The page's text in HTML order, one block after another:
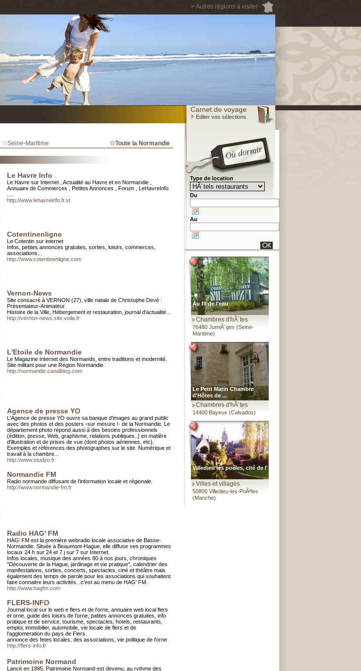
> Autres régions à visiter
Carnet de voyage
Editer vos sélections
Seine-Maritime Toute la Normandie
Le Havre Info
Le Havre sur Internet , Actualité au Havre et en Normandie ,
Annuaire de Commerces , Petites Annonces , Forum , LeHavreInfo
http://www.lehavreinfo.fr.st
Cotentinenligne
Le Cotentin sur internet
Infos, petites annonces gratuites, sorties, loisirs, commerces,
associations...
http://www.cotentinenligne.com
Vernon-News
Site consacré à VERNON (27), ville natale de Christophe Devé :
Présentateur-Animateur.
Histoire de la Ville, Hébergement et restauration, journal d'actualité...
http://vernon-news.site.voila.fr
L'Etoile de Normandie
Le Magazine Internet des Normands, entre traditions et modernité.
Site militant pour une Région Normandie.
http://normandie.canalblog.com
Agence de presse YO
L'Agence de presse YO ouvre sa banque d'images au grand public
avec des photos et des posters -sur mesure !- de la Normandie. Le
département photo répond aussi à des besoins professionnels
(édition, presse, Web, graphisme, relations publiques..) en matière
d'illustration et de prises de vue (dont photos aériennes, etc).
Exemples et références des photographes sur le site. Numérique et
travail à la chambre...
http://www.studyo.fr
Normandie FM
Radio normande diffusant de l'information locale et régionale.
http://www.normandie-fm.fr
Radio HAG' FM
HAG' FM est la première webradio locale associative de Basse-
Normandie. Située à Beaumont-Hague, elle diffuse ses programmes
locaux 24 h sur 24 et 7 j sur 7 sur Internet.
Infos locales, musique des années 80 à nos jours, chroniques
"Découverte de la Hague, jardinage et vie pratique", calendrier des
manifestations, sorties, concerts, spectacles, ciné et théâtre mais
également des temps de parole pour les associations qui souhaitent
faire connaitre leurs activités...c'est au menu de HAG' FM.
http://www.hagfm.com
FLERS-INFO
Journal local sur le web e flers et de l'orne, annuaire web local flers
et orne, guide des loisirs de l'orne, patites annonces gratuites, info
pratique et de service, tourisme, spectacles, hotels, restaurants,
emploi, immobilier, automobile, vie locale de flers et de
l'agglomeration du pays de Flers.
annonce des fetes locales, des associations, vie politique de l'orne
http://flers-info.fr
Patrimoine Normand
Lancé en 1995, Patrimoine Normand est devenu, au rythme des
Type de location
Du
Au
Au fil de l'eau
Chambres d'hÃ´tes
76480 JumiÃ¨ges (Seine-
Maritime)
Le Petit Matin Chambre
d'Hôtes de ...
Chambres d'hÃ´tes
14400 Bayeux (Calvados)
Villedieu les poêles, cité de l'
...
Villes et villages
50800 Villedieu-les-PoÃªles
(Manche)